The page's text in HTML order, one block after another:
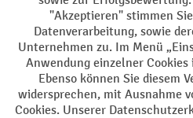
AGB Impressum
Barrierefreiheit Privacy